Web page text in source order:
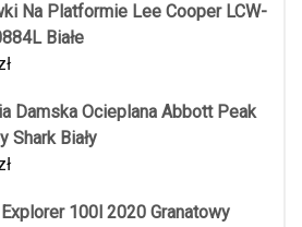
Na Platformie Lee Cooper LCW-
Białe
Damska Ocieplana Abbott Peak
Shark Biały
100l 2020 Granatowy